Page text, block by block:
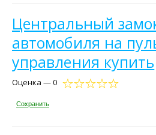
Центральный
автомобиля на
управления купить
Оценка — 0
Сохранить